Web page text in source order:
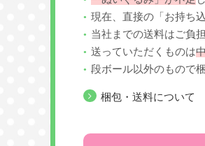
現在、直接の「お持ち
当社までの送料はご負
送っていただくものは
段ボール以外のもので
梱包・送料について